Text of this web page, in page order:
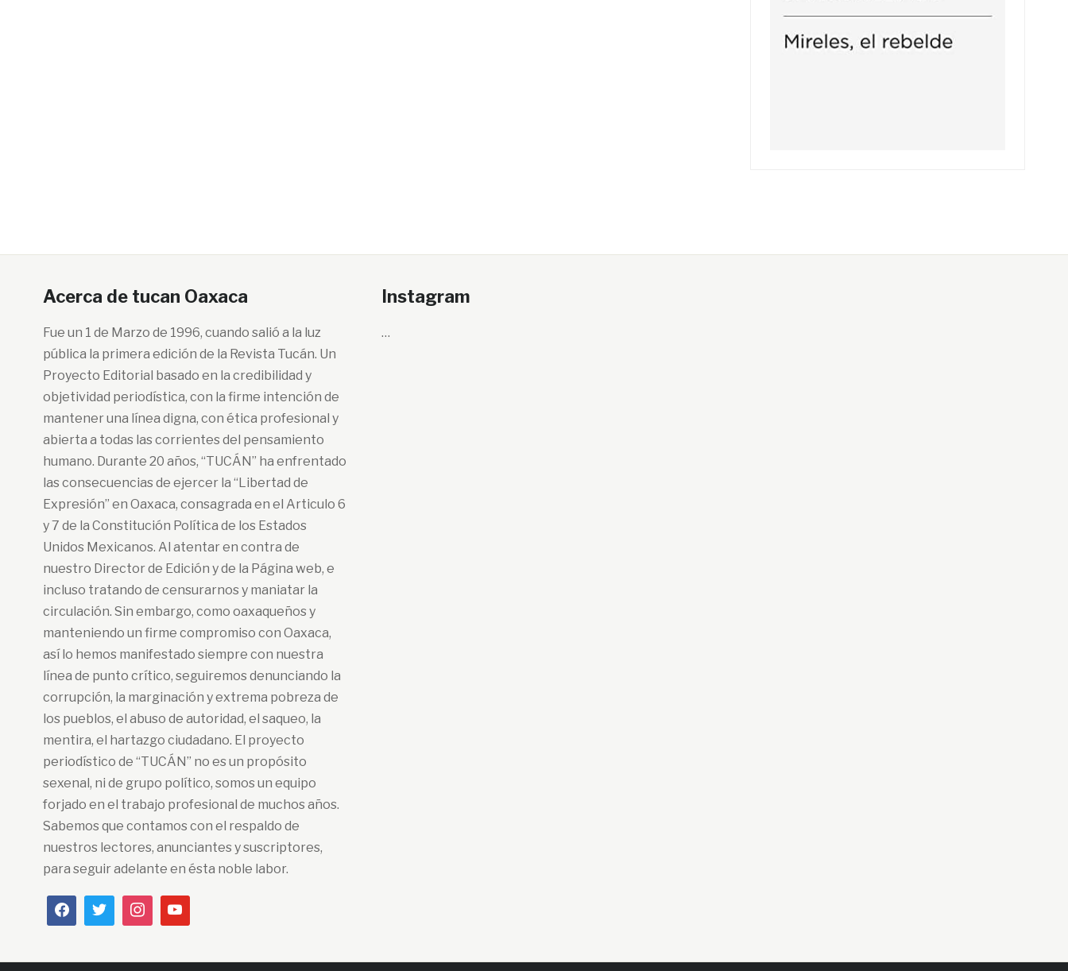
Acerca de tucan Oaxaca
Fue un 1 de Marzo de 1996, cuando salió a la luz
pública la primera edición de la Revista Tucán. Un
Proyecto Editorial basado en la credibilidad y
objetividad periodística, con la firme intención de
mantener una línea digna, con ética profesional y
abierta a todas las corrientes del pensamiento
humano. Durante 20 años, “TUCÁN” ha enfrentado
las consecuencias de ejercer la “Libertad de
Expresión” en Oaxaca, consagrada en el Articulo 6
y 7 de la Constitución Política de los Estados
Unidos Mexicanos. Al atentar en contra de
nuestro Director de Edición y de la Página web, e
incluso tratando de censurarnos y maniatar la
circulación. Sin embargo, como oaxaqueños y
manteniendo un firme compromiso con Oaxaca,
así lo hemos manifestado siempre con nuestra
línea de punto crítico, seguiremos denunciando la
corrupción, la marginación y extrema pobreza de
los pueblos, el abuso de autoridad, el saqueo, la
mentira, el hartazgo ciudadano. El proyecto
periodístico de “TUCÁN” no es un propósito
sexenal, ni de grupo político, somos un equipo
forjado en el trabajo profesional de muchos años.
Sabemos que contamos con el respaldo de
nuestros lectores, anunciantes y suscriptores,
para seguir adelante en ésta noble labor.
Instagram
…